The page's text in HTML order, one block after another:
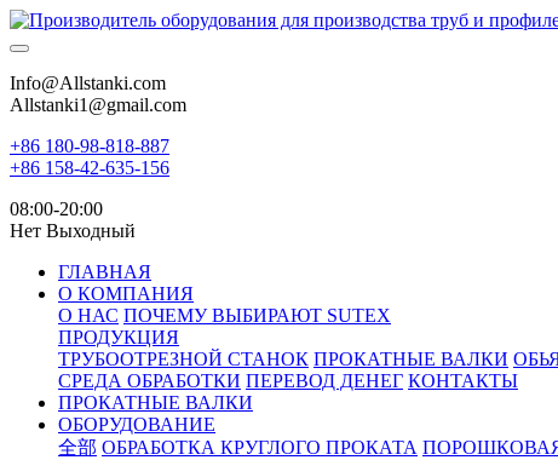
Info@Allstanki.com
Allstanki1@gmail.com
+86 180-98-818-887
+86 158-42-635-156
08:00-20:00
Нет Выходный
ГЛАВНАЯ
О КОМПАНИЯ
О НАС ПОЧЕМУ ВЫБИРАЮТ SUTEX
ПРОДУКЦИЯ
ТРУБООТРЕЗНОЙ СТАНОК ПРОКАТНЫЕ ВАЛКИ
СРЕДА ОБРАБОТКИ ПЕРЕВОД ДЕНЕГ КОНТАКТЫ
ПРОКАТНЫЕ ВАЛКИ
ОБОРУДОВАНИЕ
全部 ОБРАБОТКА КРУГЛОГО ПРОКАТА